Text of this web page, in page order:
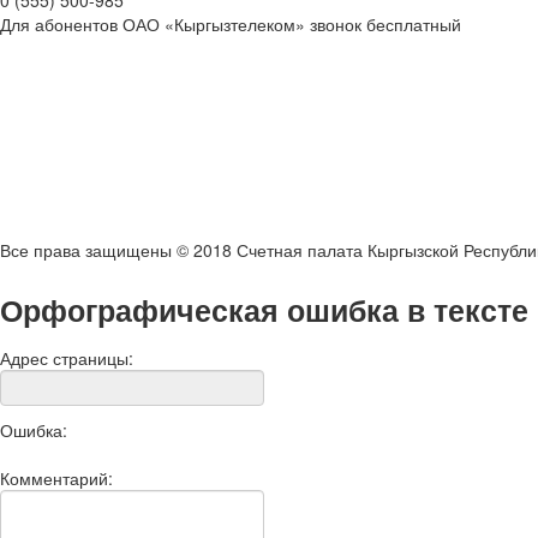
Для абонентов ОАО «Кыргызтелеком» звонок бесплатный
Все права защищены © 2018 Счетная палата Кыргызской
Орфографическая ошибка в тексте
Адрес страницы:
Ошибка:
Комментарий: